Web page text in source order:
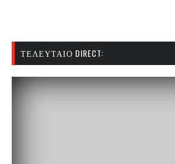
ΤΕΛΕΥΤΑΊΟ DIRECT: